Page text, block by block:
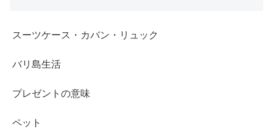
スーツケース・カバン・リュック
バリ島生活
プレゼントの意味
ペット